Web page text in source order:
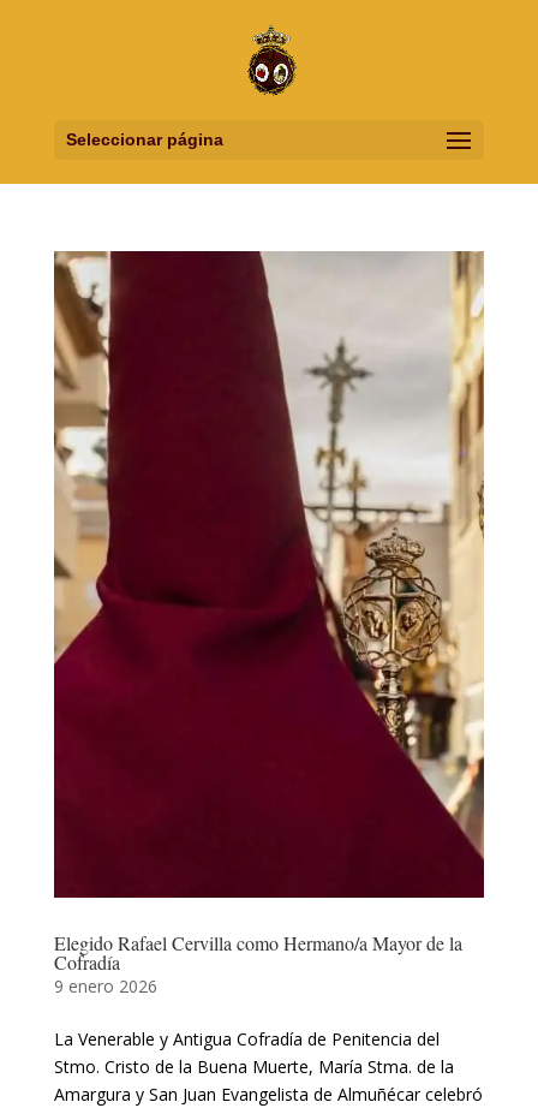
Seleccionar página
Elegido Rafael Cervilla como Hermano/a Mayor de la
Cofradía
9 enero 2026
La Venerable y Antigua Cofradía de Penitencia del
Stmo. Cristo de la Buena Muerte, María Stma. de la
Amargura y San Juan Evangelista de Almuñécar celebró